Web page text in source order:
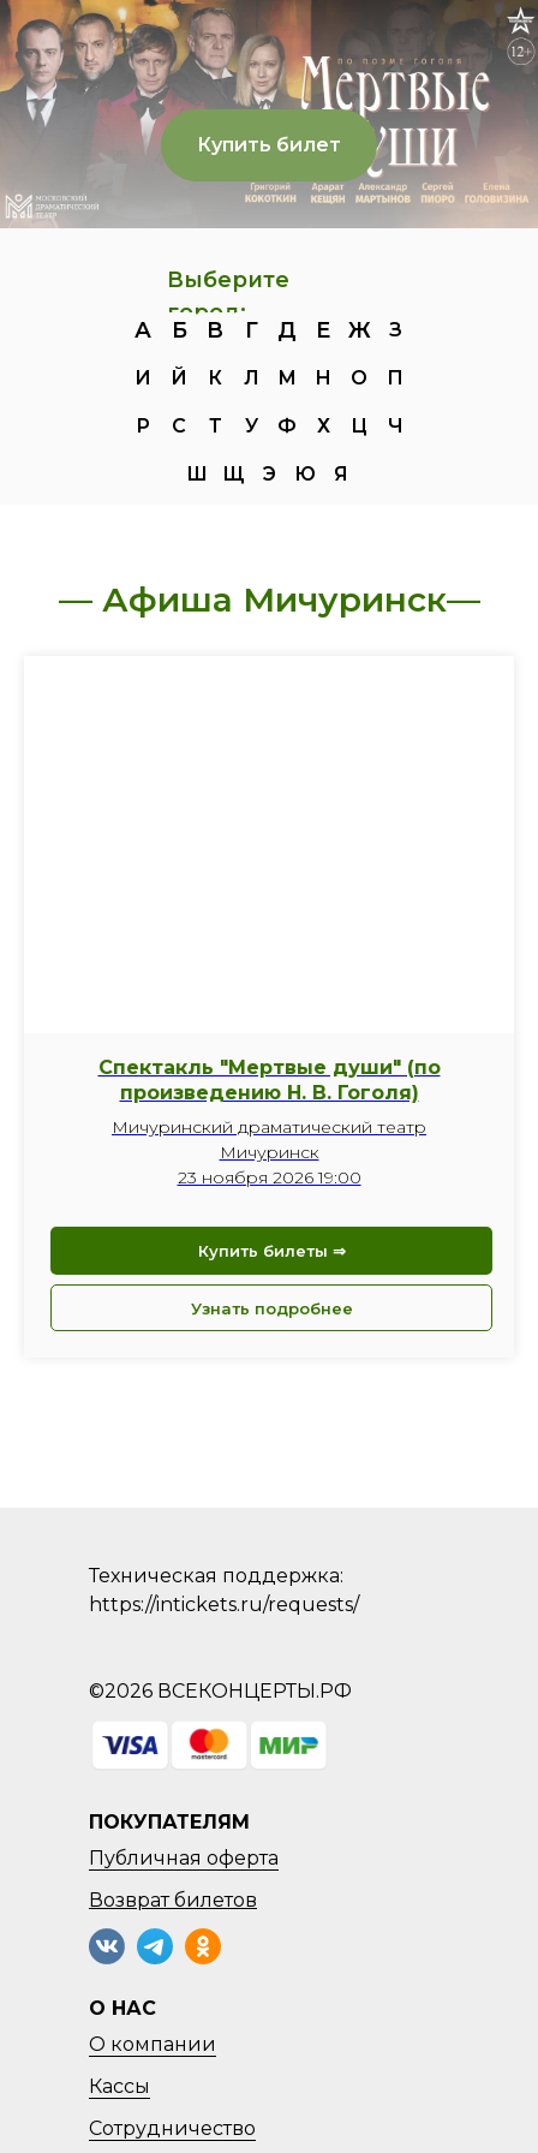
Купить билет
Выберите
город:
А Б В Г Д Е Ж З
И Й К Л М Н О П
Р С Т У Ф Х Ц Ч
Ш Щ Э Ю Я
— Афиша Мичуринск—
Спектакль "Мертвые души" (по
произведению Н. В. Гоголя)
Мичуринский драматический театр
Мичуринск
23 ноября 2026 19:00
Купить билеты ⇒
Узнать подробнее
Техническая поддержка:
https://intickets.ru/requests/
©2026 ВСЕКОНЦЕРТЫ.РФ
ПОКУПАТЕЛЯМ
Публичная оферта
О НАС
О компании
Кассы
Сотрудничество
Возвратбилетов